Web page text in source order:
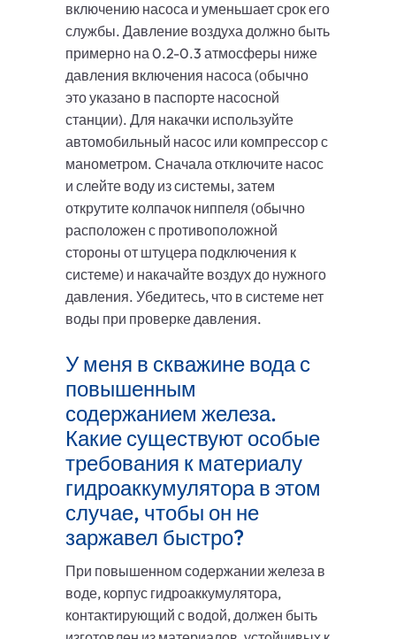
включению насоса и уменьшает срок его
службы. Давление воздуха должно быть
примерно на 0.2-0.3 атмосферы ниже
давления включения насоса (обычно
это указано в паспорте насосной
станции). Для накачки используйте
автомобильный насос или компрессор с
манометром. Сначала отключите насос
и слейте воду из системы, затем
открутите колпачок ниппеля (обычно
расположен с противоположной
стороны от штуцера подключения к
системе) и накачайте воздух до нужного
давления. Убедитесь, что в системе нет
воды при проверке давления.
У меня в скважине вода с
повышенным
содержанием железа.
Какие существуют особые
требования к материалу
гидроаккумулятора в этом
случае, чтобы он не
заржавел быстро?
При повышенном содержании железа в
воде, корпус гидроаккумулятора,
контактирующий с водой, должен быть